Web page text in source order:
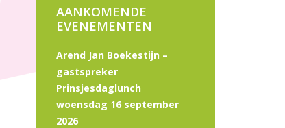
AANKOMENDE
EVENEMENTEN
Arend Jan Boekestijn –
gastspreker
Prinsjesdaglunch
woensdag 16 september
2026